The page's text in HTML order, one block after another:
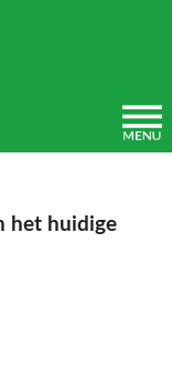
het huidige